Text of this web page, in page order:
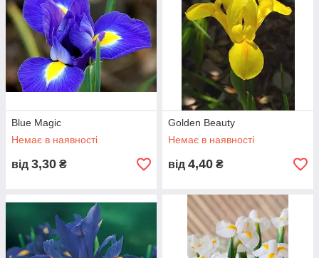
Blue Magic
Немає в наявності
від 3,30 ₴
Golden Beauty
Немає в наявності
від 4,40 ₴